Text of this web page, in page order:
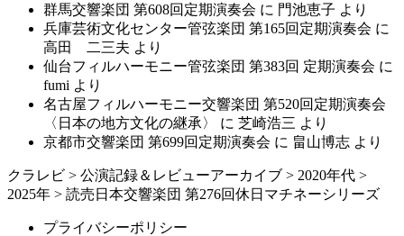
群馬交響楽団 第608回定期演奏会 に 門池恵子 より
兵庫芸術文化センター管弦楽団 第165回定期演奏会 に
高田 二三夫 より
仙台フィルハーモニー管弦楽団 第383回 定期演奏会 に
fumi より
名古屋フィルハーモニー交響楽団 第520回定期演奏会
〈日本の地方文化の継承〉
に 芝崎浩三 より
京都市交響楽団 第699回定期演奏会 に 畠山博志 より
クラレビ > 公演記録＆レビューアーカイブ > 2020年代 >
2025年 > 読売日本交響楽団 第276回休日マチネーシリーズ
プライバシーポリシー